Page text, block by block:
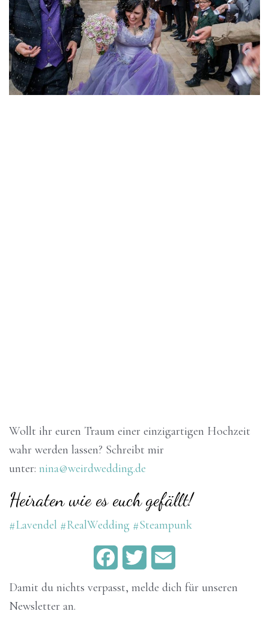
Wollt ihr euren Traum einer einzigartigen Hochzeit
wahr werden lassen? Schreibt mir
unter: nina@weirdwedding.de
Heiraten wie es euch gefällt!
#Lavendel #RealWedding #Steampunk
w
m
Damit du nichts verpasst, melde dich für unseren
Newsletter an.